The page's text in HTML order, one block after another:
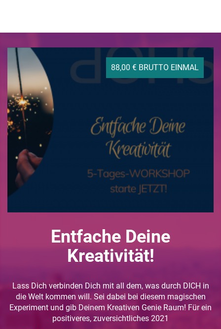
88,00 € BRUTTO EINMAL
Entfache Deine
Kreativität!
Lass Dich verbinden Dich mit all dem, was durch DICH in
die Welt kommen will. Sei dabei bei diesem magischen
Experiment und gib Deinem Kreativen Genie Raum! Für ein
positiveres, zuversichtliches 2021